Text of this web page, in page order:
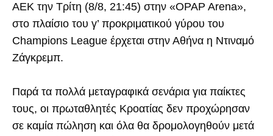
ΑΕΚ την Τρίτη (8/8, 21:45) στην «OPAP Arena»,
στο πλαίσιο του γ’ προκριματικού γύρου του
Champions League έρχεται στην Αθήνα η Ντιναμό
Ζάγκρεμπ.
Παρά τα πολλά μεταγραφικά σενάρια για παίκτες
τους, οι πρωταθλητές Κροατίας δεν προχώρησαν
σε καμία πώληση και όλα θα δρομολογηθούν μετά